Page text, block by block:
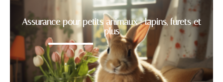
Assurance pour petits animaux : lapins, furets et
plus